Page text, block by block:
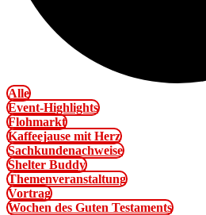
Alle
Event-Highlights
Flohmarkt
Kaffeejause mit Herz
Sachkundenachweise
Shelter Buddy
Themenveranstaltung
Vortrag
Wochen des Guten Testaments